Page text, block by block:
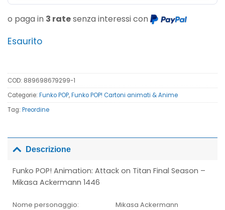
o paga in 3 ratesenza interessi con
Esaurito
COD: 889698679299-1
Categorie: Funko POP,Funko POP! Cartoni animati & Anime
Tag: Preordine
Descrizione
Funko POP! Animation: Attack on Titan Final Season –
Mikasa Ackermann 1446
Nome personaggio:
Mikasa Ackermann